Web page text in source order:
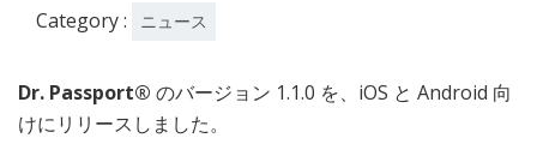
Category : ニュース
Dr. Passport® のバージョン 1.1.0 を、iOS と Android 向
けにリリースしました。